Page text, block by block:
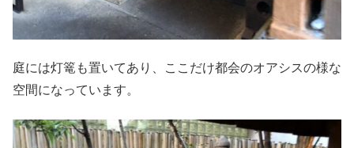
庭には灯篭も置いてあり、ここだけ都会のオアシスの様な
空間になっています。